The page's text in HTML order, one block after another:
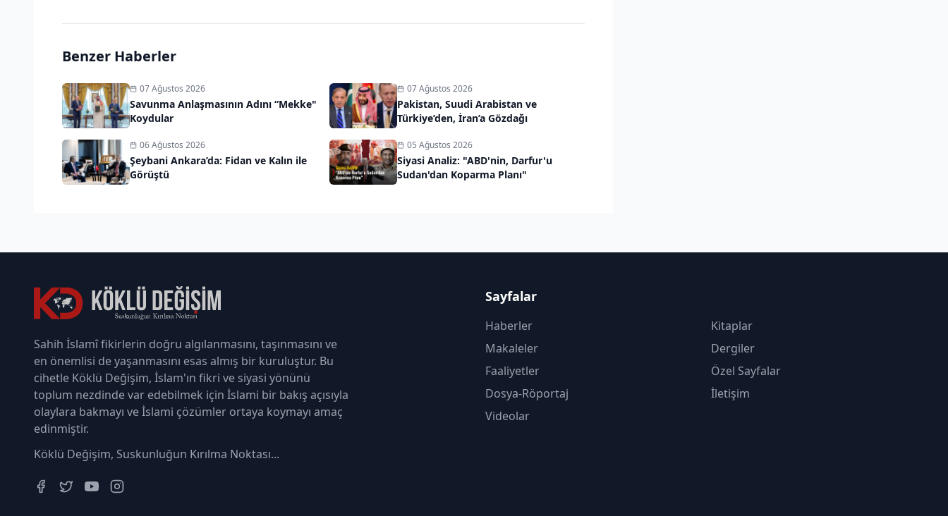
Benzer Haberler
07 Ağustos 2026
Savunma Anlaşmasının Adını “Mekke"
Koydular
07 Ağustos 2026
Pakistan, Suudi Arabistan ve
Türkiye’den, İran’a Gözdağı
06 Ağustos 2026
Şeybani Ankara’da: Fidan ve Kalın ile
Görüştü
05 Ağustos 2026
Siyasi Analiz: "ABD'nin, Darfur'u
Sudan'dan Koparma Planı"
Sahih İslamî fikirlerin doğru algılanmasını, taşınmasını ve
en önemlisi de yaşanmasını esas almış bir kuruluştur. Bu
cihetle Köklü Değişim, İslam'ın fikri ve siyasi yönünü
toplum nezdinde var edebilmek için İslami bir bakış açısıyla
olaylara bakmayı ve İslami çözümler ortaya koymayı amaç
edinmiştir.
Köklü Değişim, Suskunluğun Kırılma Noktası...
Sayfalar
Haberler
Makaleler
Faaliyetler
Dosya-Röportaj
Videolar
Kitaplar
Dergiler
Özel Sayfalar
İletişim